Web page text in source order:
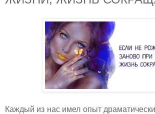
Каждый из нас имел опыт